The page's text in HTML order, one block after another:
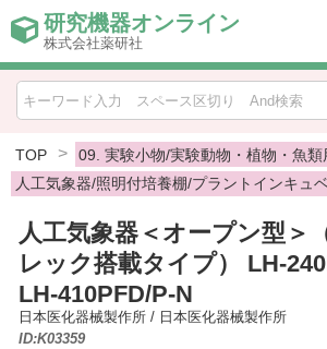
研究機器オンライン
株式会社薬研社
TOP
09. 実験小物/実験動物・植物・魚類
人工気象器/照明付培養棚/プラントインキュ
人工気象器＜オープン型＞
レック搭載タイプ） LH-
LH-410PFD/P-N
日本医化器械製作所/ 日本医化器械製作所
ID:K03359
HOME
比較表作成
お知らせ
機器キャンペーン情報一覧